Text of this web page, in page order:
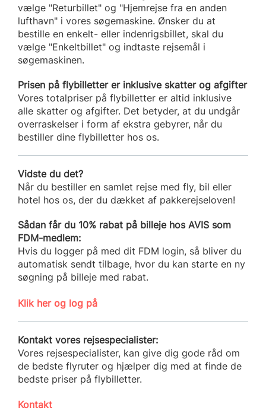
vælge "Returbillet" og "Hjemrejse fra en anden
lufthavn" i vores søgemaskine. Ønsker du at
bestille en enkelt- eller indenrigsbillet, skal du
vælge "Enkeltbillet" og indtaste rejsemål i
søgemaskinen.
Prisen på flybilletter er inklusive skatter og afgifter
Vores totalpriser på flybilletter er altid inklusive
alle skatter og afgifter. Det betyder, at du undgår
overraskelser i form af ekstra gebyrer, når du
bestiller dine flybilletter hos os.
Vidste du det?
Når du bestiller en samlet rejse med fly, bil eller
hotel hos os, der du dækket af pakkerejseloven!
Sådan får du 10% rabat på billeje hos AVIS som
FDM-medlem:
Hvis du logger på med dit FDM login, så bliver du
automatisk sendt tilbage, hvor du kan starte en ny
søgning på billeje med rabat.
Klik her og log på
Kontakt vores rejsespecialister:
Vores rejsespecialister, kan give dig gode råd om
de bedste flyruter og hjælper dig med at finde de
bedste priser på flybilletter.
Kontakt